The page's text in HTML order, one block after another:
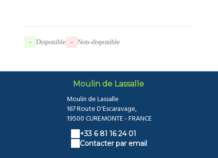
- Disponible - Non-disponible
Moulin de Lassalle
Moulin de Lassalle
167 Route D'Escaravage,
19500 CUREMONTE - FRANCE
+33 6 81 16 24 01
Contacter par email